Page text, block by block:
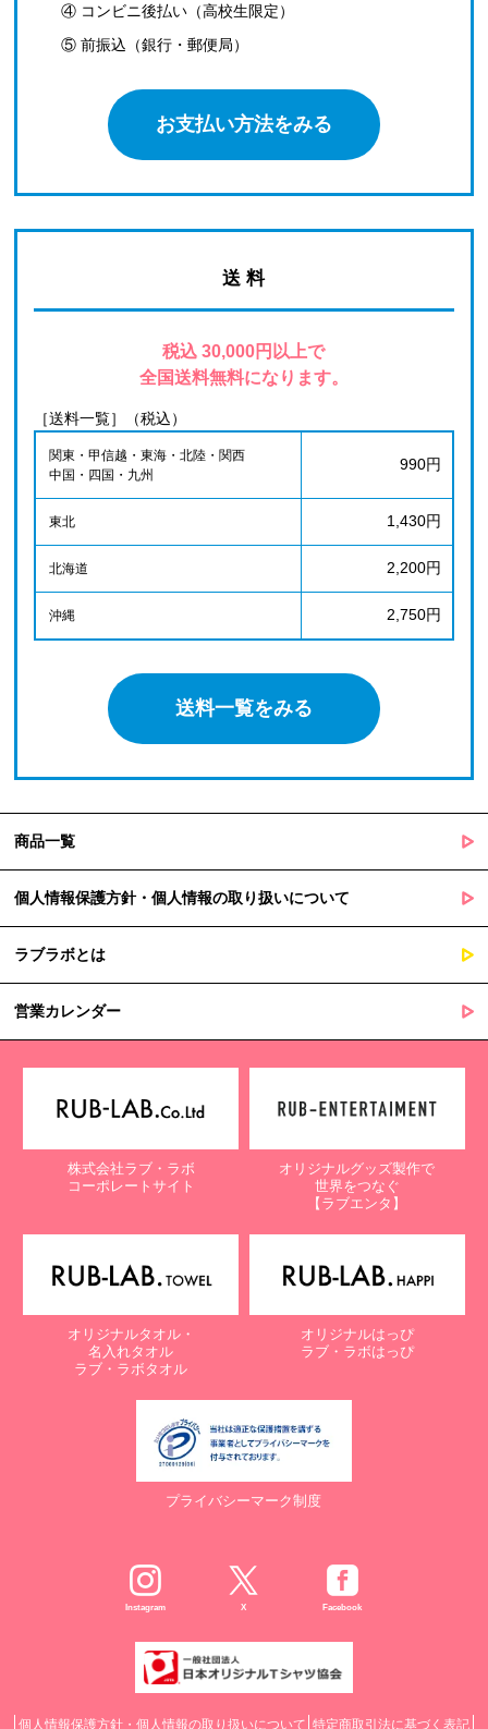
④ コンビニ後払い（高校生限定）
⑤ 前振込（銀行・郵便局）
お支払い方法をみる
送 料
税込 30,000円以上で
全国送料無料になります。
［送料一覧］（税込）
関東・甲信越・東海・北陸・関西
中国・四国・九州
990円
東北 1,430円
北海道 2,200円
沖縄 2,750円
送料一覧をみる
商品一覧
個人情報保護方針・個人情報の取り扱いについて
ラブラボとは
営業カレンダー
株式会社ラブ・ラボ
コーポレートサイト
オリジナルグッズ製作で
世界をつなぐ
【ラブエンタ】
オリジナルタオル・
名入れタオル
ラブ・ラボタオル
オリジナルはっぴ
ラブ・ラボはっぴ
プライバシーマーク制度
Instagram X Facebook
個人情報保護方針・個人情報の取り扱いについて 特定商取引法に基づく表記